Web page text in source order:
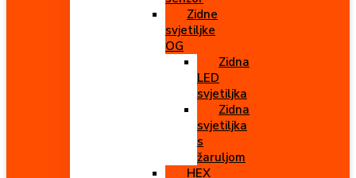
Zidne
svjetiljke
OG
Zidna
LED
svjetiljka
Zidna
svjetiljka
s
žaruljom
HEX